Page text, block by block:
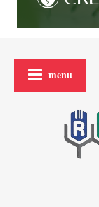
menu